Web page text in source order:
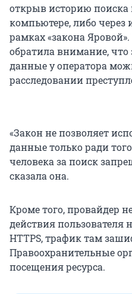
открыв историю поиска
компьютере, либо через
рамках «закона
обратила внимание,
данные у оператора
расследовании
«Закон не позволяет
данные только ради
человека за поиск
сказала она.
Кроме того, провайдер
действия пользователя
HTTPS, трафик там
Правоохранительные
посещения ресурса.